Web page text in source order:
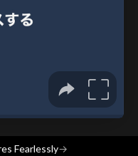
Fearlessly→